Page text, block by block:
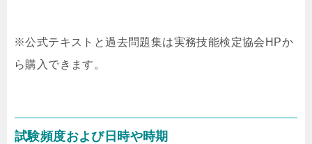
※公式テキストと過去問題集は実務技能検定協会HPか
ら購入できます。
試験頻度および日時や時期